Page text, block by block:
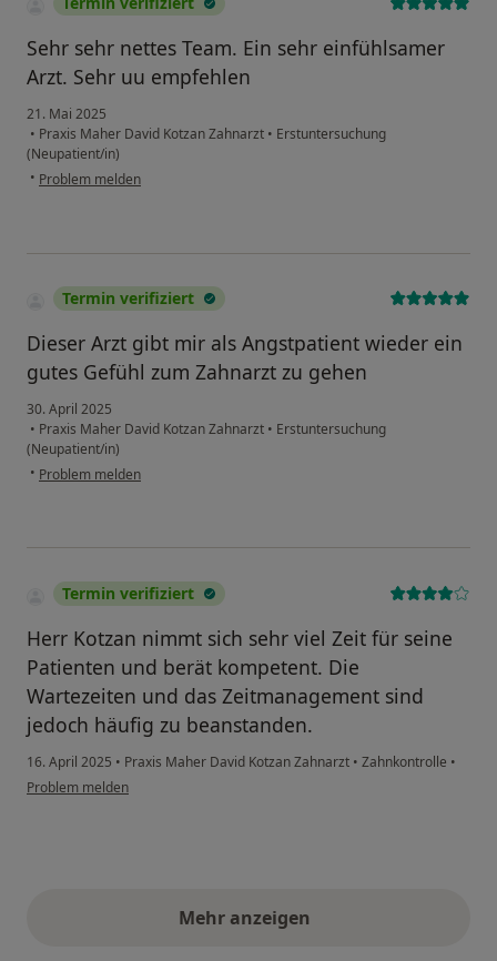
Sehr sehr nettes Team. Ein sehr einfühlsamer
Arzt. Sehr uu empfehlen
21. Mai 2025
• Praxis Maher David Kotzan Zahnarzt • Erstuntersuchung
(Neupatient/in)
• Problem melden
Termin verifiziert
Dieser Arzt gibt mir als Angstpatient wieder ein
gutes Gefühl zum Zahnarzt zu gehen
30. April 2025
• Praxis Maher David Kotzan Zahnarzt • Erstuntersuchung
(Neupatient/in)
• Problem melden
Termin verifiziert
Herr Kotzan nimmt sich sehr viel Zeit für seine
Patienten und berät kompetent. Die
Wartezeiten und das Zeitmanagement sind
jedoch häufig zu beanstanden.
16. April 2025 • Praxis Maher David Kotzan Zahnarzt • Zahnkontrolle •
Problem melden
Mehr anzeigenobige Stellungnahmen